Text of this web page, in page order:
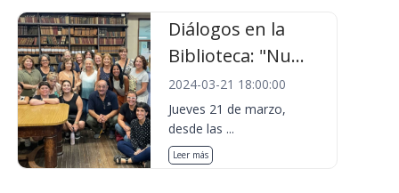
Diálogos en la
Biblioteca: "Nu...
2024-03-21 18:00:00
Jueves 21 de marzo,
desde las ...
Leer más